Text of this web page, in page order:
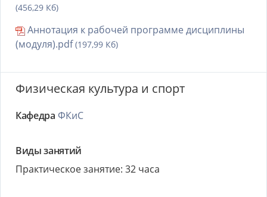
(456,29 Кб)
Аннотация к рабочей программе дисциплины
(модуля).pdf(197,99 Кб)
Физическая культура и спорт
Кафедра ФКиС
Виды занятий
Практическое занятие: 32 часа